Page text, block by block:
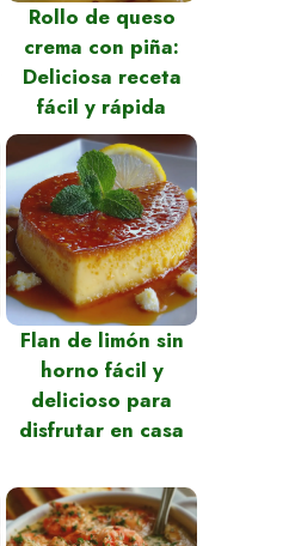
Rollo de queso
crema con piña:
Deliciosa receta
fácil y rápida
Flan de limón sin
horno fácil y
delicioso para
disfrutar en casa